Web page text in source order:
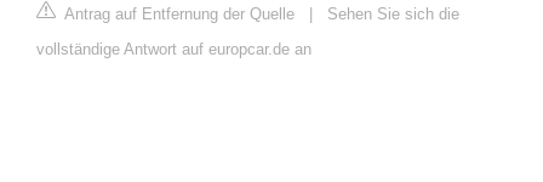
Antrag auf Entfernung der Quelle
Sehen Sie sich die
vollständige Antwort auf europcar.de an